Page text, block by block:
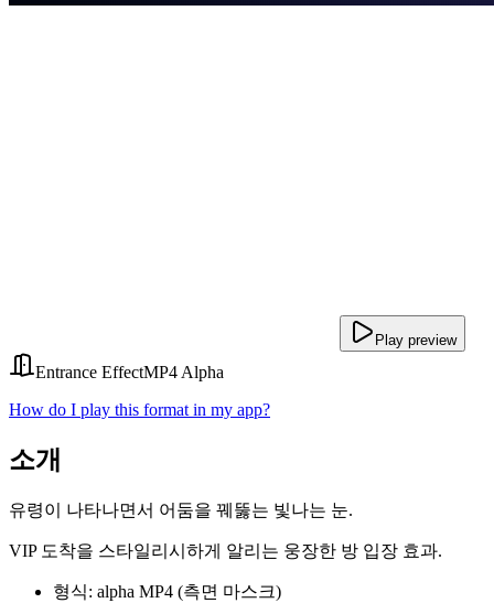
Play preview
Entrance EffectMP4 Alpha
How do I play this format in my app?
소개
유령이 나타나면서 어둠을 꿰뚫는 빛나는 눈.
VIP 도착을 스타일리시하게 알리는 웅장한 방 입장 효과.
형식: alpha MP4 (측면 마스크)